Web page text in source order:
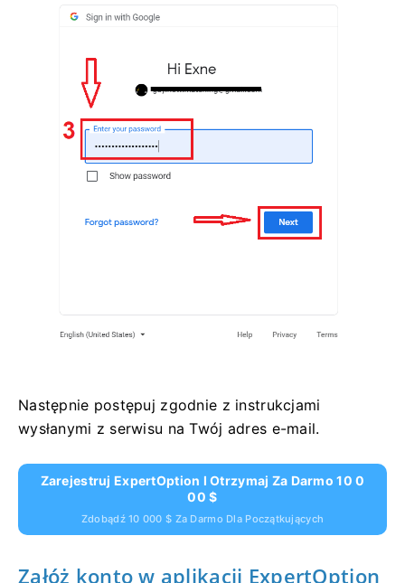
Następnie postępuj zgodnie z instrukcjami
wysłanymi z serwisu na Twój adres e-mail.
Zarejestruj ExpertOption I Otrzymaj Za Darmo 10 0
00 $
Zdobądź 10 000 $ Za Darmo Dla Początkujących
Załóż konto w aplikacji ExpertOption